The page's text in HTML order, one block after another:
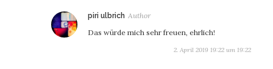
piri ulbrich sagt:
Das würde mich sehr freuen, ehrlich!
2. April 2019 19:22 um 19:22